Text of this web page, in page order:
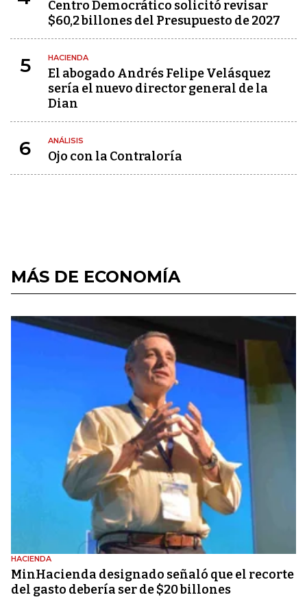
Centro Democrático solicitó revisar
$60,2 billones del Presupuesto de 2027
5 HACIENDA
El abogado Andrés Felipe Velásquez
sería el nuevo director general de la
Dian
6 ANÁLISIS
Ojo con la Contraloría
MÁS DE ECONOMÍA
HACIENDA
MinHacienda designado señaló que el recorte
del gasto debería ser de $20 billones